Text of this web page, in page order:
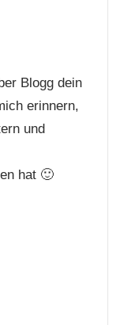
Blogg dein
erinnern,
und
hat 🙂